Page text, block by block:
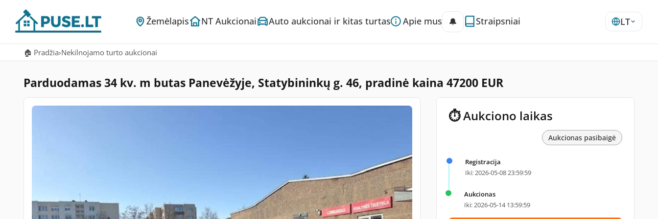
Žemėlapis NT Aukcionai Auto aukcionai ir kitas turtas Apie mus 🔔 Straipsniai LT
🏠 Pradžia›Nekilnojamo turto aukcionai
Parduodamas 34 kv. m butas Panevėžyje, Statybininkų g. 46, pradinė kaina 47200 EUR
⏱ Aukciono laikas
Aukcionas pasibaigė
Registracija
Iki: 2026-05-08 23:59:59
Aukcionas
Iki: 2026-05-14 13:59:59